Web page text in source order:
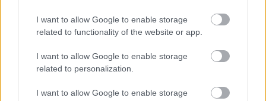
I want to allow Google to enable storage
related to functionality of the website or app.
I want to allow Google to enable storage
related to personalization.
I want to allow Google to enable storage
Asseco Resovia| Developres Rzeszów |ITA TOOLS Stal Mielec